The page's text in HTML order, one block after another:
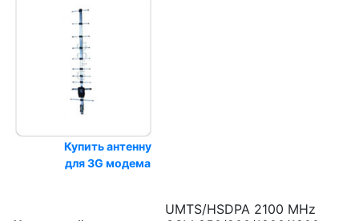
Купить антенну
для 3G модема
UMTS/HSDPA 2100 MHz